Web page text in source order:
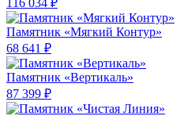
116 034 ₽
Памятник «Мягкий Контур»
68 641 ₽
Памятник «Вертикаль»
87 399 ₽